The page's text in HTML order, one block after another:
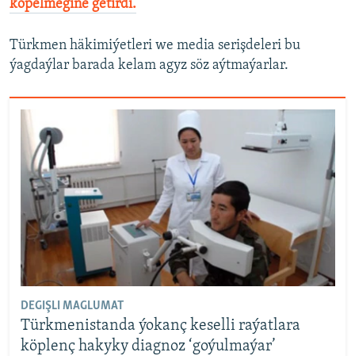
köpelmegine getirdi.
Türkmen häkimiýetleri we media serişdeleri bu
ýagdaýlar barada kelam agyz söz aýtmaýarlar.
DEGIŞLI MAGLUMAT
Türkmenistanda ýokanç keselli raýatlara
köplenç hakyky diagnoz ‘goýulmaýar’